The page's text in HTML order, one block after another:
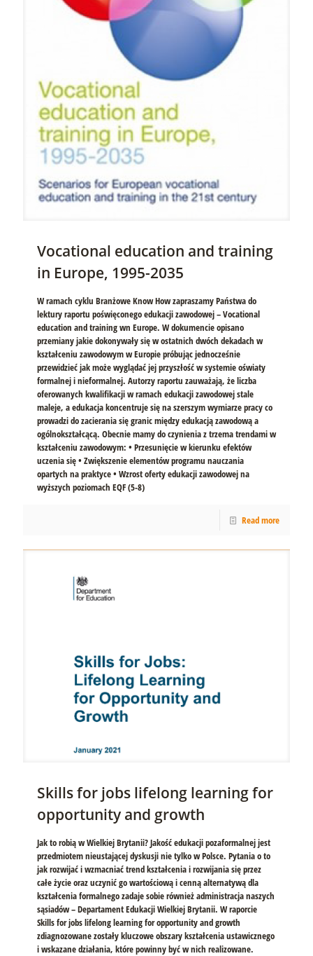
Vocational education and training
in Europe, 1995-2035
W ramach cyklu Branżowe Know How zapraszamy Państwa do
lektury raportu poświęconego edukacji zawodowej – Vocational
education and training wn Europe. W dokumencie opisano
przemiany jakie dokonywały się w ostatnich dwóch dekadach w
kształceniu zawodowym w Europie próbując jednocześnie
przewidzieć jak może wyglądać jej przyszłość w systemie oświaty
formalnej i nieformalnej. Autorzy raportu zauważają, że liczba
oferowanych kwalifikacji w ramach edukacji zawodowej stale
maleje, a edukacja koncentruje się na szerszym wymiarze pracy co
prowadzi do zacierania się granic między edukacją zawodową a
ogólnokształcącą. Obecnie mamy do czynienia z trzema trendami w
kształceniu zawodowym: • Przesunięcie w kierunku efektów
uczenia się • Zwiększenie elementów programu nauczania
opartych na praktyce • Wzrost oferty edukacji zawodowej na
wyższych poziomach EQF (5-8)
Read more
Skills for jobs lifelong learning for
opportunity and growth
Jak to robią w Wielkiej Brytanii? Jakość edukacji pozaformalnej jest
przedmiotem nieustającej dyskusji nie tylko w Polsce. Pytania o to
jak rozwijać i wzmacniać trend kształcenia i rozwijania się przez
całe życie oraz uczynić go wartościową i cenną alternatywą dla
kształcenia formalnego zadaje sobie również administracja naszych
sąsiadów – Departament Edukacji Wielkiej Brytanii. W raporcie
Skills for jobs lifelong learning for opportunity and growth
zdiagnozowane zostały kluczowe obszary kształcenia ustawicznego
i wskazane działania, które powinny być w nich realizowane.